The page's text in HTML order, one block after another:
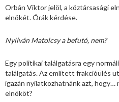
Orbán Viktor jelöl, a köztársasági
elnökét. Órák kérdése.
Nyilván Matolcsy a befutó, nem?
Egy politikai találgatásra egy
találgatás. Az említett frakcióülés
igazán nyilatkozhatnánk azt, hogy…
elnököt?